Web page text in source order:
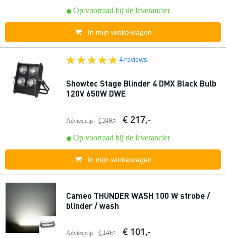
Op voorraad bij de leverancier
In mijn winkelwagen
4 reviews
Showtec Stage Blinder 4 DMX Black Bulb
120V 650W DWE
Adviesprijs € 318,- € 217,-
Op voorraad bij de leverancier
In mijn winkelwagen
Cameo THUNDER WASH 100 W strobe /
blinder / wash
Adviesprijs € 141,- € 101,-